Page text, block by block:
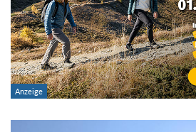
Gebirge:
Art der Tour: